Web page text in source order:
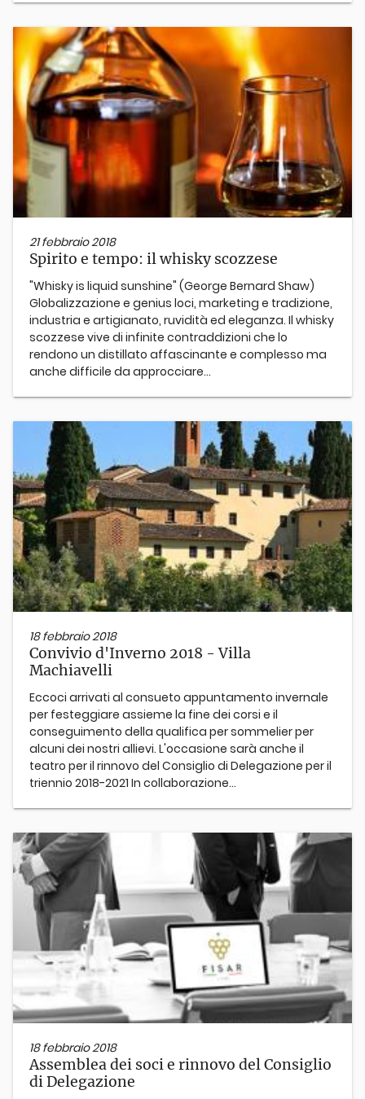
21 febbraio 2018
Spirito e tempo: il whisky scozzese
"Whisky is liquid sunshine" (George Bernard Shaw)
Globalizzazione e genius loci, marketing e tradizione,
industria e artigianato, ruvidità ed eleganza. Il whisky
scozzese vive di infinite contraddizioni che lo
rendono un distillato affascinante e complesso ma
anche difficile da approcciare...
18 febbraio 2018
Convivio d'Inverno 2018 - Villa
Machiavelli
Eccoci arrivati al consueto appuntamento invernale
per festeggiare assieme la fine dei corsi e il
conseguimento della qualifica per sommelier per
alcuni dei nostri allievi. L'occasione sarà anche il
teatro per il rinnovo del Consiglio di Delegazione per il
triennio 2018-2021 In collaborazione...
18 febbraio 2018
Assemblea dei soci e rinnovo del Consiglio
di Delegazione